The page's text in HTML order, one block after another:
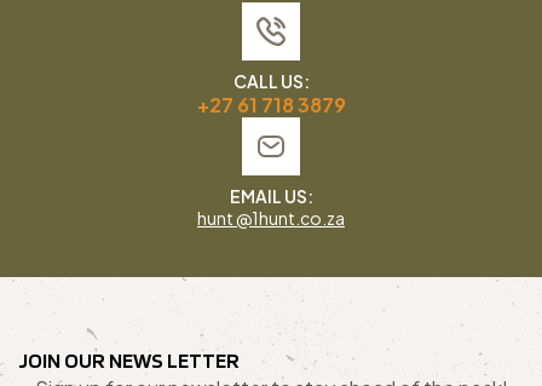
CALL US:
+27 61 718 3879
EMAIL US:
hunt @1hunt.co.za
JOIN OUR NEWS LETTER